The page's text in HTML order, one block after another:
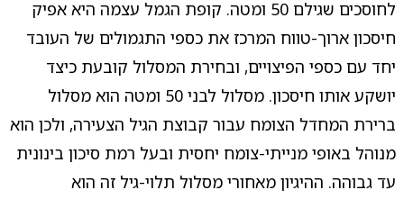
לחוסכים שגילם 50 ומטה. קופת הגמל עצמה היא אפיק
חיסכון ארוך-טווח המרכז את כספי התגמולים של העובד
יחד עם כספי הפיצויים, ובחירת המסלול קובעת כיצד
יושקע אותו חיסכון. מסלול לבני 50 ומטה הוא מסלול
ברירת המחדל הצומח עבור קבוצת הגיל הצעירה, ולכן הוא
מנוהל באופי מנייתי-צומח יחסית ובעל רמת סיכון בינונית
עד גבוהה. ההיגיון מאחורי מסלול תלוי-גיל זה הוא